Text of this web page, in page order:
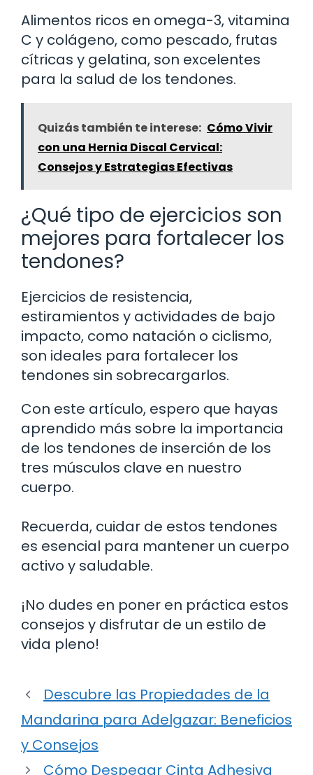
Alimentos ricos en omega-3, vitamina
C y colágeno, como pescado, frutas
cítricas y gelatina, son excelentes
para la salud de los tendones.
Quizás también te interese: Cómo Vivir
con una Hernia Discal Cervical:
Consejos y Estrategias Efectivas
¿Qué tipo de ejercicios son
mejores para fortalecer los
tendones?
Ejercicios de resistencia,
estiramientos y actividades de bajo
impacto, como natación o ciclismo,
son ideales para fortalecer los
tendones sin sobrecargarlos.
Con este artículo, espero que hayas
aprendido más sobre la importancia
de los tendones de inserción de los
tres músculos clave en nuestro
cuerpo.
Recuerda, cuidar de estos tendones
es esencial para mantener un cuerpo
activo y saludable.
¡No dudes en poner en práctica estos
consejos y disfrutar de un estilo de
vida pleno!
Descubre las Propiedades de la
Mandarina para Adelgazar: Beneficios
y Consejos
Cómo Despegar Cinta Adhesiva